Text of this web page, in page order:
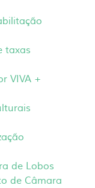
taxas
VIVA +
de Lobos
de Câmara